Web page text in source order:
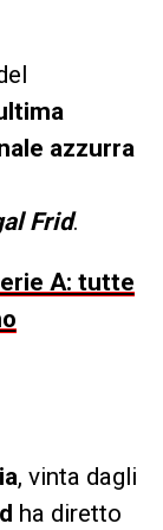
azzurra
Frid.
A: tutte
, vinta dagli
ha diretto